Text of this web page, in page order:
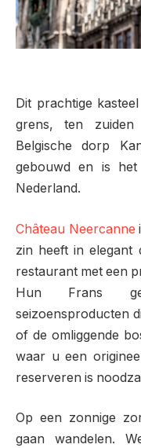
Dit prachtige
grens, ten
Belgische dorp
gebouwd en is het
Nederland.
Château Neercanne
zin heeft in elegant
restaurant met een
Hun Frans
seizoensproducten
of de omliggende
waar u een
reserveren is
Op een zonnige
gaan wandelen.